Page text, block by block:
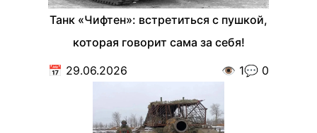
Танк «Чифтен»: встретиться с пушкой,
которая говорит сама за себя!
📅 29.06.2026 👁️ 1💬 0